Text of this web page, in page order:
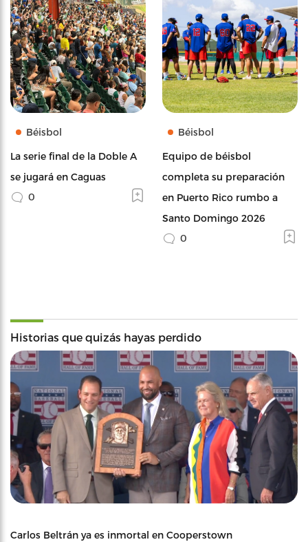
Béisbol
La serie final de la Doble A
se jugará en Caguas
0
Béisbol
Equipo de béisbol
completa su preparación
en Puerto Rico rumbo a
Santo Domingo 2026
0
Historias que quizás hayas perdido
Carlos Beltrán ya es inmortal en Cooperstown